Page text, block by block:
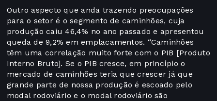
Outro aspecto que anda trazendo preocupações
para o setor é o segmento de caminhões, cuja
produção caiu 46,4% no ano passado e apresentou
queda de 9,2% em emplacamentos. “Caminhões
têm uma correlação muito forte com o PIB [Produto
Interno Bruto]. Se o PIB cresce, em princípio o
mercado de caminhões teria que crescer já que
grande parte de nossa produção é escoado pelo
modal rodoviário e o modal rodoviário são